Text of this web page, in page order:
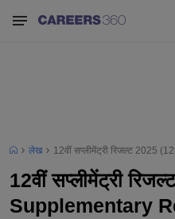
लेख 12वीं सप्लीमेंट्री रिजल्ट 2025
12वीं सप्लीमेंट्री
Supplementary